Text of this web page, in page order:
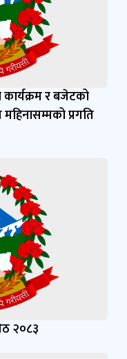
र बजेटको
प्रगति
२०८३